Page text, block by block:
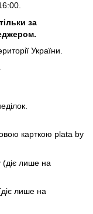
тільки за
України.
карткою plata by
(діє лише на
лише на